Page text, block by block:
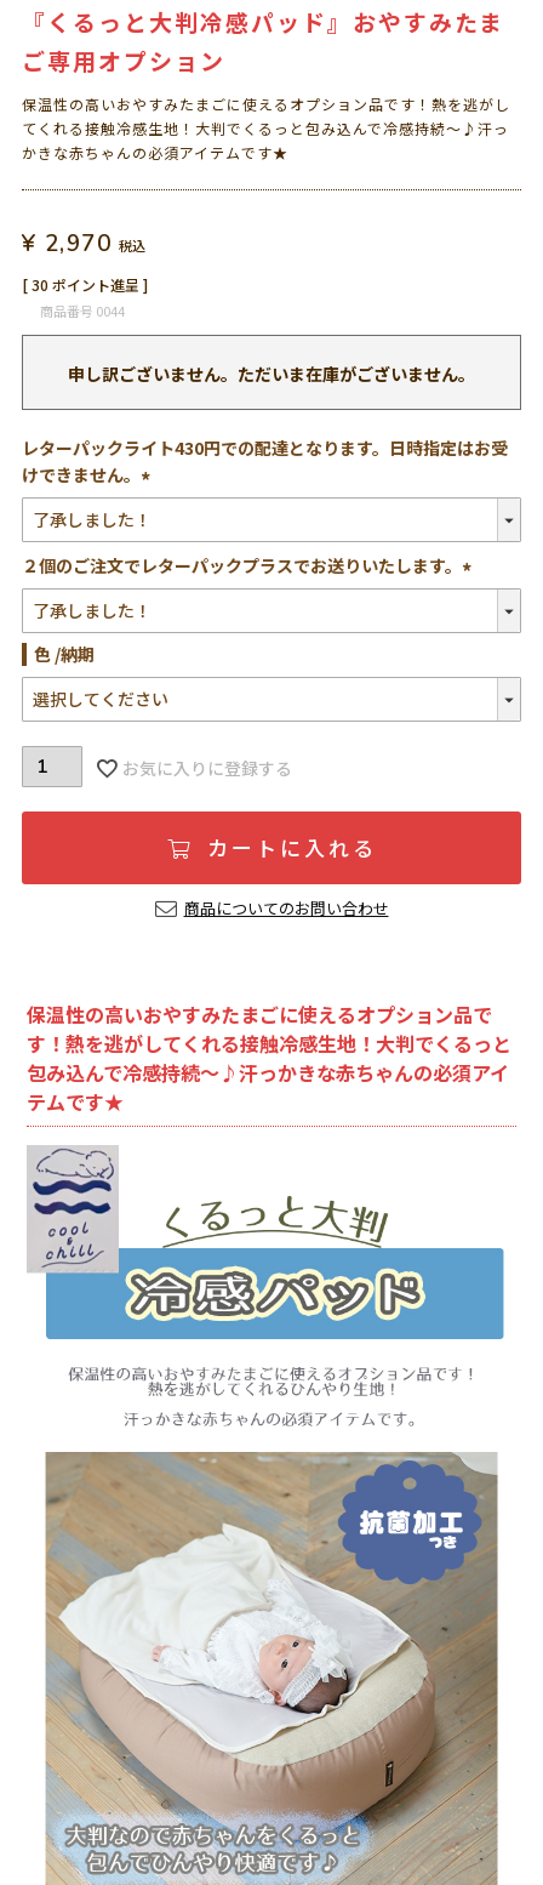
保温性の高いおやすみたまごに使えるオプション品です！熱を逃がし
てくれる接触冷感生地！大判でくるっと包み込んで冷感持続～♪汗っ
かきな赤ちゃんの必須アイテムです★
『くるっと大判冷感パッド』おやすみたま
ご専用オプション
¥ 2,970 税込
[30 ポイント進呈 ]
商品番号 0044
申し訳ございません。ただいま在庫がございません。
レターパックライト430円での配達となります。日時指定はお受
けできません。
(必
須)
２個のご注文でレターパックプラスでお送りいたします。
須)
色 納期
お気に入りに登録する
カートに入れる
商品についてのお問い合わせ
保温性の高いおやすみたまごに使えるオプション品で
す！熱を逃がしてくれる接触冷感生地！大判でくるっと
包み込んで冷感持続～♪汗っかきな赤ちゃんの必須アイ
テムです★